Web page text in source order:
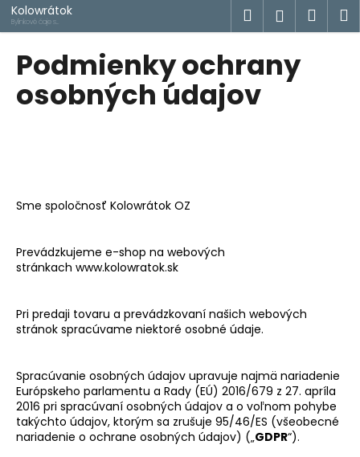
Prejsť
na
obsah
Kolowrátok
Bylinkové čaje s
príbehom
Hľadať
Podmienky ochrany
osobných údajov
Sme spoločnosť Kolowrátok OZ
Prevádzkujeme e-shop na webových
stránkach www.kolowratok.sk
Pri predaji tovaru a prevádzkovaní našich webových
stránok spracúvame niektoré osobné údaje.
Spracúvanie osobných údajov upravuje najmä nariadenie
Európskeho parlamentu a Rady (EÚ) 2016/679 z 27. apríla
2016 pri spracúvaní osobných údajov a o voľnom pohybe
takýchto údajov, ktorým sa zrušuje 95/46/ES (všeobecné
nariadenie o ochrane osobných údajov) („GDPR“).
K
o
Č
o
e
u
j
t
e
á
j
s
ť